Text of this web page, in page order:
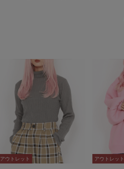
アウトレット
アウトレット アウトレット
アウトレット